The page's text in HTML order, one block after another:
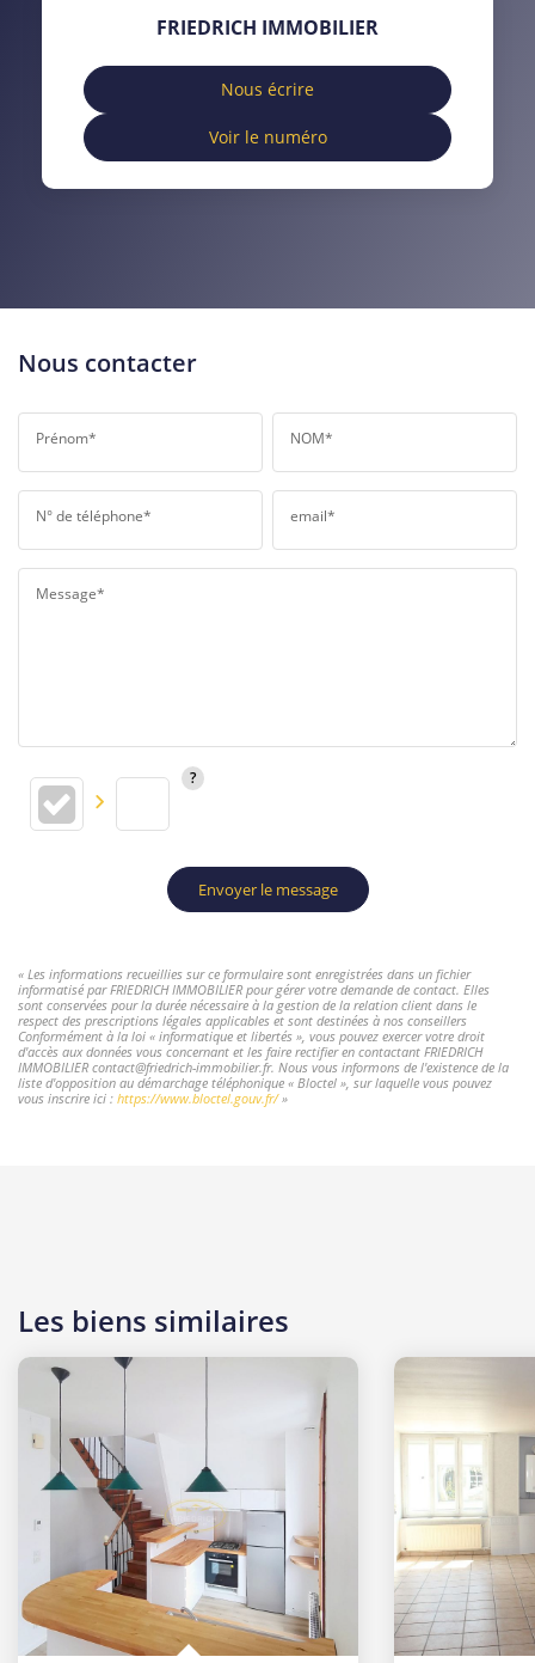
VOITURE
DISTANCE DE L'AÉROPORT : SUPERFICIE :
RÉSULTATS DES LYCÉES ECOLES ET CRÈCHES
FRIEDRICH IMMOBILIER
Nous écrire
Voir le numéro
Nous contacter
Prénom* NOM*
N° de téléphone* email*
Message*
Envoyer le message
« Les informations recueillies sur ce formulaire sont enregistrées dans un fichier
informatisé par FRIEDRICH IMMOBILIER pour gérer votre demande de contact. Elles
sont conservées pour la durée nécessaire à la gestion de la relation client dans le
respect des prescriptions légales applicables et sont destinées à nos conseillers
Conformément à la loi « informatique et libertés », vous pouvez exercer votre droit
d'accès aux données vous concernant et les faire rectifier en contactant FRIEDRICH
IMMOBILIER contact@friedrich-immobilier.fr. Nous vous informons de l'existence de la
liste d'opposition au démarchage téléphonique « Bloctel », sur laquelle vous pouvez
vous inscrire ici : https://www.bloctel.gouv.fr/»
Les biens similaires